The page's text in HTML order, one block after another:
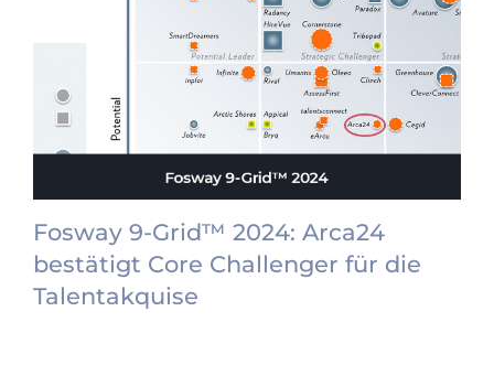
Fosway 9-Grid™ 2024: Arca24
bestätigt Core Challenger für die
Talentakquise